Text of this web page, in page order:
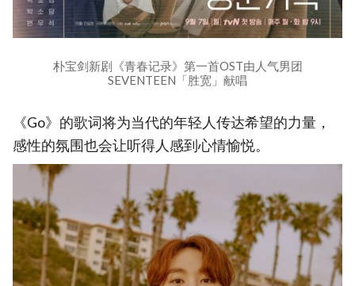
朴宝剑新剧《青春记录》第一首OST由人气男团
SEVENTEEN「胜宽」献唱
《Go》的歌词将为当代的年轻人传达希望的力量，
感性的氛围也会让听得人感到心情愉悦。